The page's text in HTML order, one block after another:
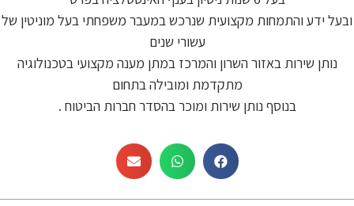
ובעל ידע והתמחות מקצועית שנרכש במעבר משפחתי בעל מוניטין של
עשורי שנים
נותן שירות באזור השרון והמרכז במתן מענה מקצועי בטכנולוגיה
מתקדמת ומובילה בתחום
בנוסף נותן שירות ומוכר בהסדר חברות הביטוח .